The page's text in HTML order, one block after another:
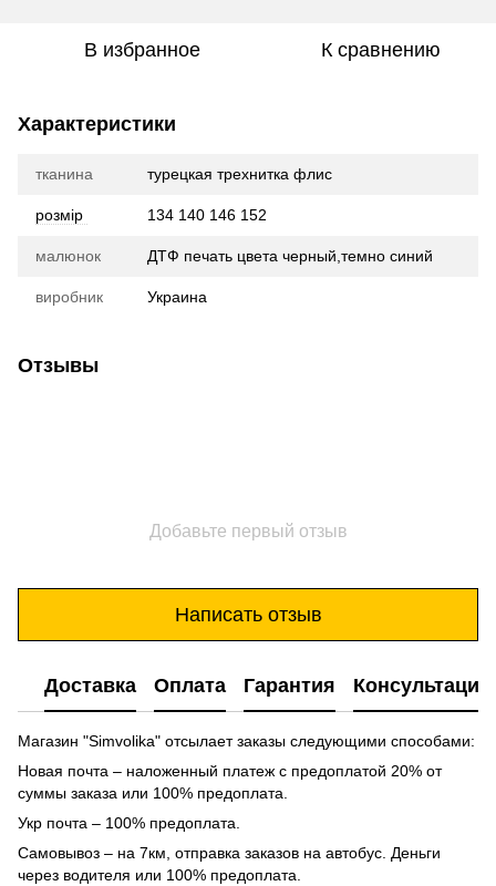
В избранное К сравнению
Характеристики
тканина турецкая трехнитка флис
розмір 134 140 146 152
малюнок ДТФ печать цвета черный,темно синий
виробник Украина
Отзывы
Добавьте первый отзыв
Написать отзыв
Доставка Оплата Гарантия Консультация
Магазин "Simvolika" отсылает заказы следующими способами:
Новая почта – наложенный платеж с предоплатой 20% от
суммы заказа или 100% предоплата.
Укр почта – 100% предоплата.
Самовывоз – на 7км, отправка заказов на автобус. Деньги
через водителя или 100% предоплата.